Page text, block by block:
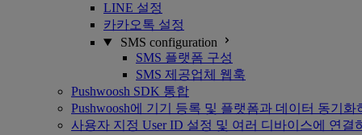
LINE 설정
카카오톡 설정
SMS configuration
SMS 플랫폼 구성
SMS 제공업체 웹훅
Pushwoosh SDK 통합
Pushwoosh에 기기 등록 및 플랫폼과 데이터 동기화
사용자 지정 User ID 설정 및 여러 디바이스에 연결